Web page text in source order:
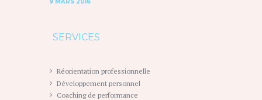
9 MARS 2016
SERVICES
Réorientation professionnelle
Développement personnel
Coaching de performance